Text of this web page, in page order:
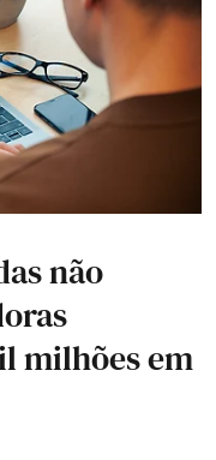
não
milhões em